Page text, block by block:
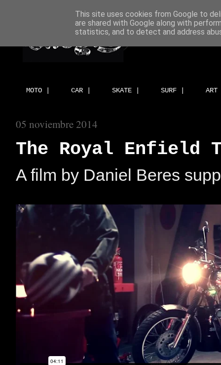
MOTO | CAR | SKATE | SURF |
05 noviembre 2014
The Royal
A film by Daniel Beres
This site uses cookies from Google to
are shared with Google along with
statistics, and to detect and address